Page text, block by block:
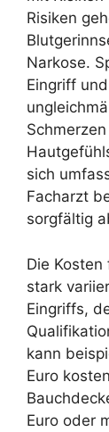
Risiken
Narkose.
Eingriff
sich
Facharzt
sorgfältig
Die
stark
Eingriffs,
kann
Euro
Euro oder